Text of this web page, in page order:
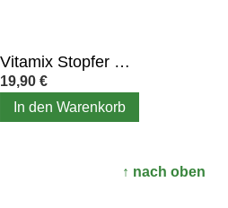
Vitamix Stopfer (kurz)
19,90 €
In den Warenkorb
↑ nach oben